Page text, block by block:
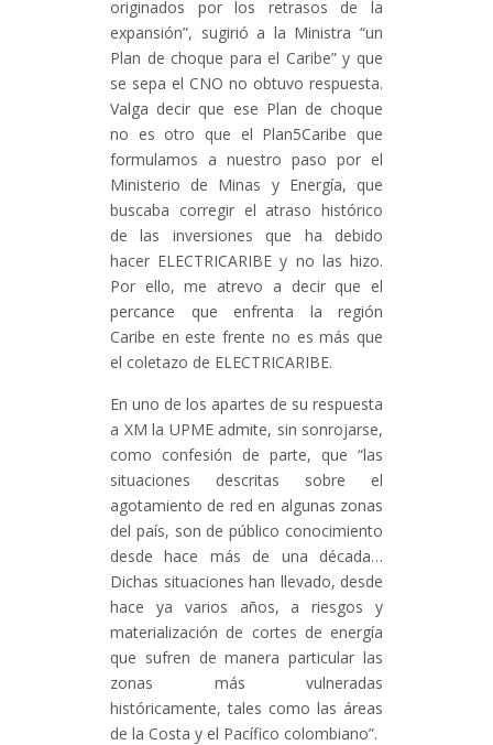
originados por los retrasos de la
expansión”, sugirió a la Ministra “un
Plan de choque para el Caribe” y que
se sepa el CNO no obtuvo respuesta.
Valga decir que ese Plan de choque
no es otro que el Plan5Caribe que
formulamos a nuestro paso por el
Ministerio de Minas y Energía, que
buscaba corregir el atraso histórico
de las inversiones que ha debido
hacer ELECTRICARIBE y no las hizo.
Por ello, me atrevo a decir que el
percance que enfrenta la región
Caribe en este frente no es más que
el coletazo de ELECTRICARIBE.
En uno de los apartes de su respuesta
a XM la UPME admite, sin sonrojarse,
como confesión de parte, que “las
situaciones descritas sobre el
agotamiento de red en algunas zonas
del país, son de público conocimiento
desde hace más de una década…
Dichas situaciones han llevado, desde
hace ya varios años, a riesgos y
materialización de cortes de energía
que sufren de manera particular las
zonas más vulneradas
históricamente, tales como las áreas
de la Costa y el Pacífico colombiano”.